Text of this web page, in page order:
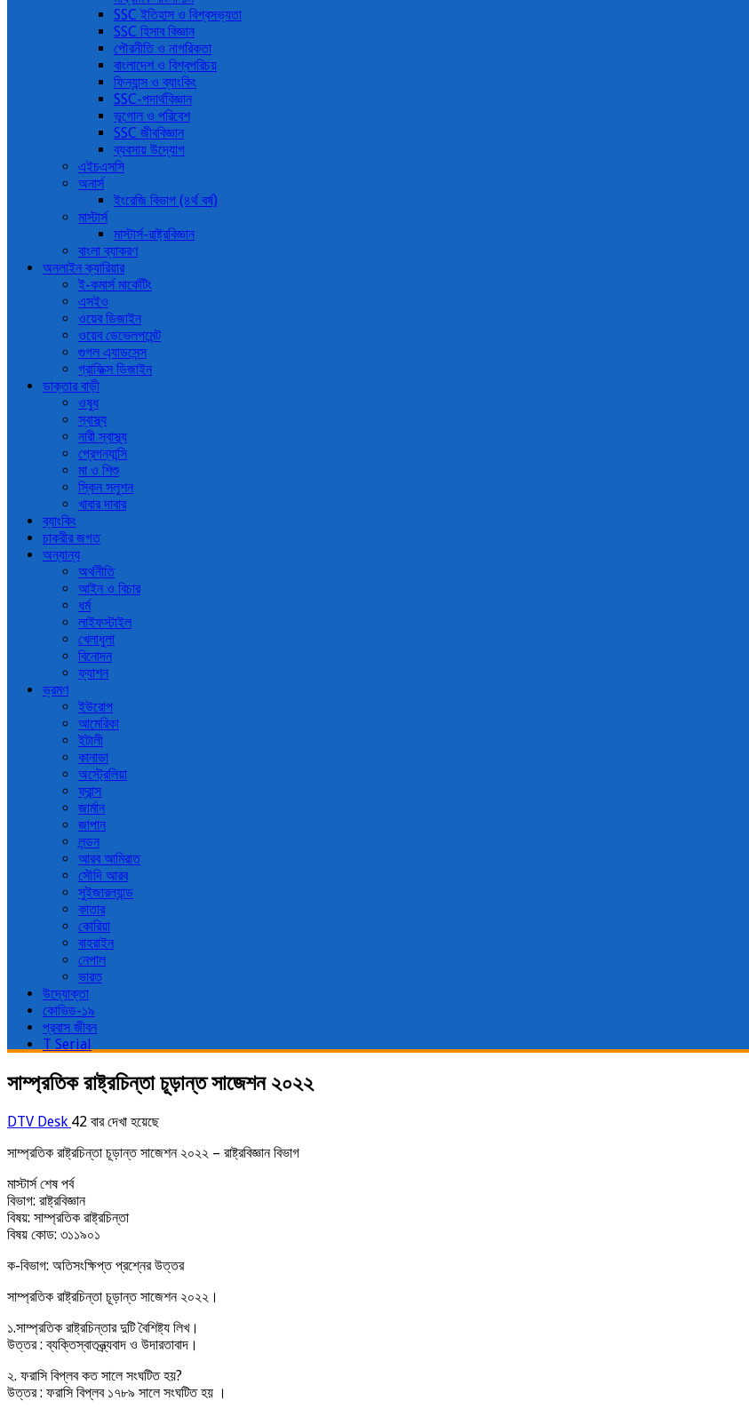
SSC ইতিহাস ও বিশ্বসভ্যতা
SSC হিসাব বিজ্ঞান
পৌরনীতি ও নাগরিকতা
বাংলাদেশ ও বিশ্বপরিচয়
ফিন্যান্স ও ব্যাংকিং
SSC-পদার্থবিজ্ঞান
ভূগোল ও পরিবেশ
SSC জীববিজ্ঞান
ব্যবসায় উদ্যোগ
এইচএসসি
অনার্স
ইংরেজি বিভাগ (৪র্থ বর্ষ)
মাস্টার্স
মাস্টার্স-রাষ্ট্রবিজ্ঞান
বাংলা ব্যাকরণ
অনলাইন ক্যারিয়ার
ই-কমার্স মার্কেটিং
এসইও
ওয়েব ডিজাইন
ওয়েব ডেভেলপমেন্ট
গুগল এ্যাডসেন্স
গ্রাফিক্স ডিজাইন
ডাক্তার বাড়ী
ওষুধ
স্বাস্থ্য
নারী স্বাস্থ্য
প্রেগন্যান্সি
মা ও শিশু
স্কিন সলুশন
খাবার দাবার
ব্যাংকিং
চাকরীর জগত
অন্যান্য
অর্থনীতি
আইন ও বিচার
ধর্ম
লাইফস্টাইল
খেলাধুলা
বিনোদন
ফ্যাশন
ভ্রমণ
ইউরোপ
আমেরিকা
ইটালী
কানাডা
অস্ট্রেলিয়া
ফ্রান্স
জার্মান
জাপান
লন্ডন
আরব আমিরাত
সৌদি আরব
সুইজারল্যান্ড
কাতার
কোরিয়া
বাহরাইন
নেপাল
ভারত
উদ্যোক্তা
কোভিড-১৯
প্রবাস জীবন
T Serial
সাম্প্রতিক রাষ্ট্রচিন্তা চূড়ান্ত সাজেশন ২০২২
DTV Desk 42 বার দেখা হয়েছে
সাম্প্রতিক রাষ্ট্রচিন্তা চূড়ান্ত সাজেশন ২০২২ – রাষ্ট্রবিজ্ঞান বিভাগ
মাস্টার্স শেষ পর্ব
বিভাগ: রাষ্ট্রবিজ্ঞান
বিষয়: সাম্প্রতিক রাষ্ট্রচিন্তা
বিষয় কোড: ৩১১৯০১
ক-বিভাগ: অতিসংক্ষিপ্ত প্রশ্নের উত্তর
সাম্প্রতিক রাষ্ট্রচিন্তা চূড়ান্ত সাজেশন ২০২২।
১.সাম্প্রতিক রাষ্ট্রচিন্তার দুটি বৈশিষ্ট্য লিখ।
উত্তর : ব্যক্তিস্বাতন্ত্র্যবাদ ও উদারতাবাদ।
২. ফরাসি বিপ্লব কত সালে সংঘটিত হয়?
উত্তর : ফরাসি বিপ্লব ১৭৮৯ সালে সংঘটিত হয় ।